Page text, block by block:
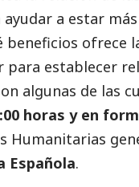
ayudar a estar
beneficios ofrece
para establecer
algunas de las
horas y en
Humanitarias
Española.